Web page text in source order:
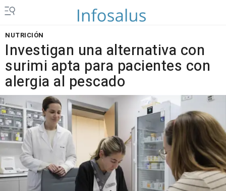
NUTRICIÓN
Investigan una alternativa con
surimi apta para pacientes con
alergia al pescado